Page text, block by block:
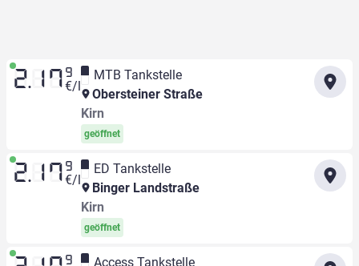
2.17 9
€/l
MTB Tankstelle
Obersteiner Straße
Kirn
geöffnet
2.17 9
€/l
ED Tankstelle
Binger Landstraße
Kirn
geöffnet
9
Access Tankstelle